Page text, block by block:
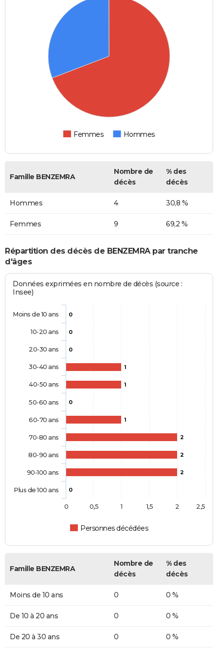
Femmes Hommes
Famille BENZEMRA
Nombre de
décès
% des
décès
Hommes 4 30,8 %
Femmes 9 69,2 %
Répartition des décès de BENZEMRA par tranche
d'âges
Données exprimées en nombre de décès (source :
Insee)
0
0
0
1
1
0
1
2
2
2
0
Personnes décédées
Moins de 10 ans
10-20 ans
20-30 ans
30-40 ans
40-50 ans
50-60 ans
60-70 ans
70-80 ans
80-90 ans
90-100 ans
Plus de 100 ans
0 0,5 1 1,5 2 2,5
Famille BENZEMRA
Nombre de
décès
% des
décès
Moins de 10 ans 0 0 %
De 10 à 20 ans 0 0 %
De 20 à 30 ans 0 0 %